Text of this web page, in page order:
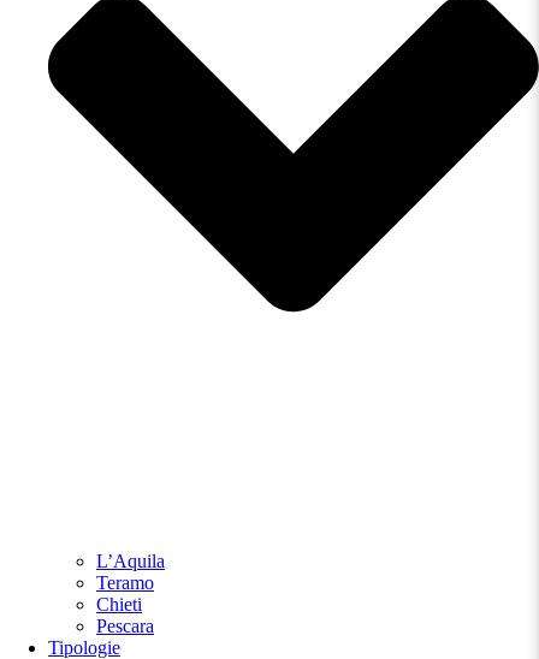
L’Aquila
Teramo
Chieti
Pescara
Tipologie